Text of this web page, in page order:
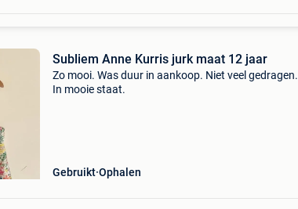
Subliem Anne Kurris jurk maat 12 jaar
Zo mooi. Was duur in aankoop. Niet veel gedragen.
In mooie staat.
Gebruikt Ophalen